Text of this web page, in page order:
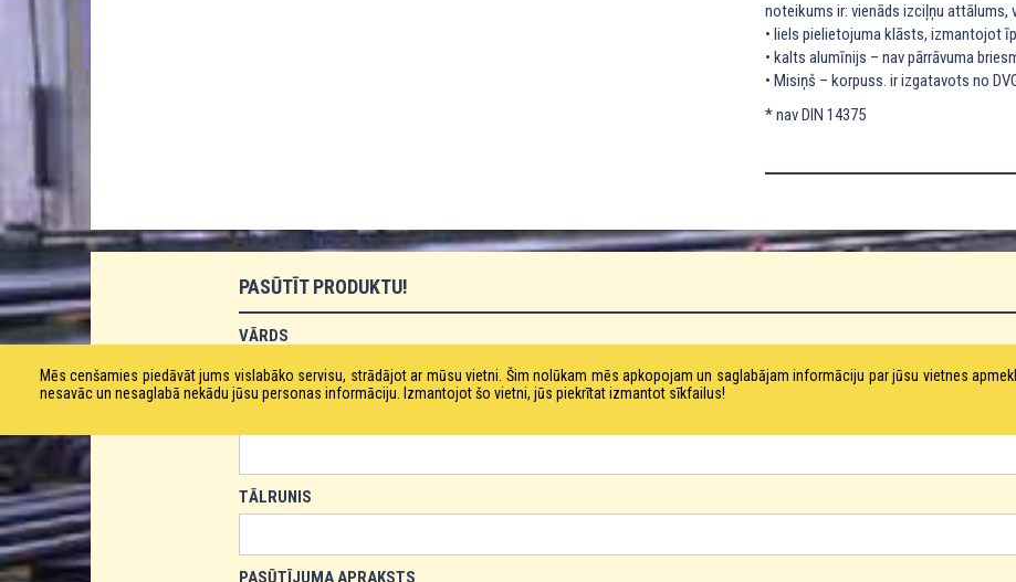
noteikums ir: vienāds izciļņu attālums,
• liels pielietojuma klāsts, izmantojot
• kalts alumīnijs – nav pārrāvuma
• Misiņš – korpuss. ir izgatavots no
* nav DIN 14375
PASŪTĪT PRODUKTU!
VĀRDS
TĀLRUNIS
PASŪTĪJUMA APRAKSTS
Mēs cenšamies piedāvāt jums vislabāko servisu, strādājot ar mūsu vietni. Šim nolūkam mēs apkopojam un saglabājam informāciju par jūsu vietnes
nesavāc un nesaglabā nekādu jūsu personas informāciju. Izmantojot šo vietni, jūs piekrītat izmantot sīkfailus!